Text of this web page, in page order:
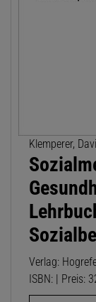
Klemperer,
Verlag:
ISBN: | Preis: